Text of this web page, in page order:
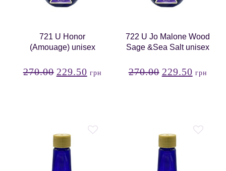
721 U Honor
(Amouage) unisex
270.00 229.50 грн
722 U Jo Malone Wood
Sage &Sea Salt unisex
270.00 229.50 грн